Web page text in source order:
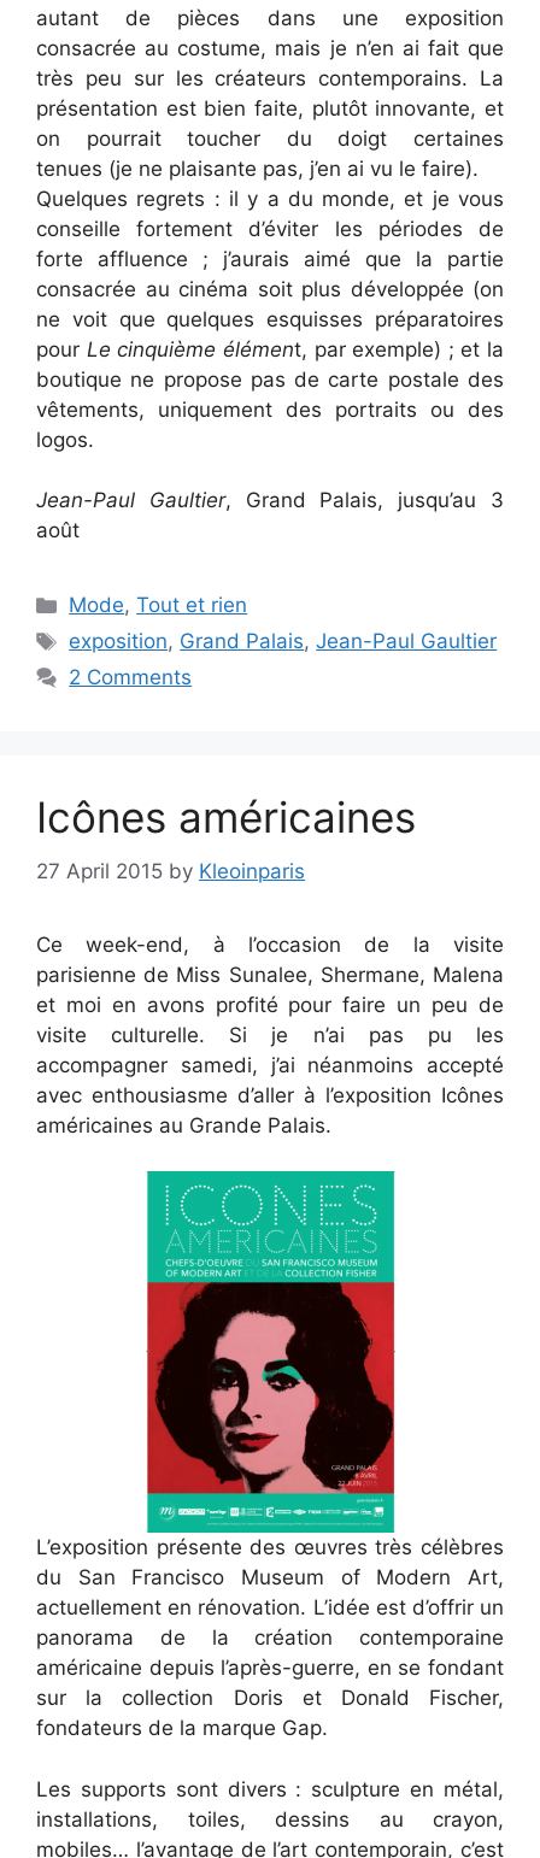
autant de pièces dans une exposition
consacrée au costume, mais je n’en ai fait que
très peu sur les créateurs contemporains. La
présentation est bien faite, plutôt innovante, et
on pourrait toucher du doigt certaines
tenues (je ne plaisante pas, j’en ai vu le faire).
Quelques regrets : il y a du monde, et je vous
conseille fortement d’éviter les périodes de
forte affluence ; j’aurais aimé que la partie
consacrée au cinéma soit plus développée (on
ne voit que quelques esquisses préparatoires
pour Le cinquième élément, par exemple) ; et la
boutique ne propose pas de carte postale des
vêtements, uniquement des portraits ou des
logos.
Jean-Paul Gaultier, Grand Palais, jusqu’au 3
août
Categories
Mode,Tout et rien
Tags
exposition, Grand Palais,Jean-Paul Gaultier
2 Comments
Icônes américaines
27 April 2015 by Kleoinparis
Ce week-end, à l’occasion de la visite
parisienne de Miss Sunalee, Shermane, Malena
et moi en avons profité pour faire un peu de
visite culturelle. Si je n’ai pas pu les
accompagner samedi, j’ai néanmoins accepté
avec enthousiasme d’aller à l’exposition Icônes
américaines au Grande Palais.
L’exposition présente des œuvres très célèbres
du San Francisco Museum of Modern Art,
actuellement en rénovation. L’idée est d’offrir un
panorama de la création contemporaine
américaine depuis l’après-guerre, en se fondant
sur la collection Doris et Donald Fischer,
fondateurs de la marque Gap.
Les supports sont divers : sculpture en métal,
installations, toiles, dessins au crayon,
mobiles… l’avantage de l’art contemporain, c’est